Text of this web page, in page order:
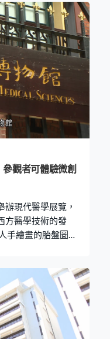
觀者可體驗微創
辦現代醫學展覽，
方醫學技術的發
手繪畫的胎盤圖
來自養和醫院的胎
生聽到胎兒的心
歷史最悠久的展
，現在已全面轉用
具，例如這個微創